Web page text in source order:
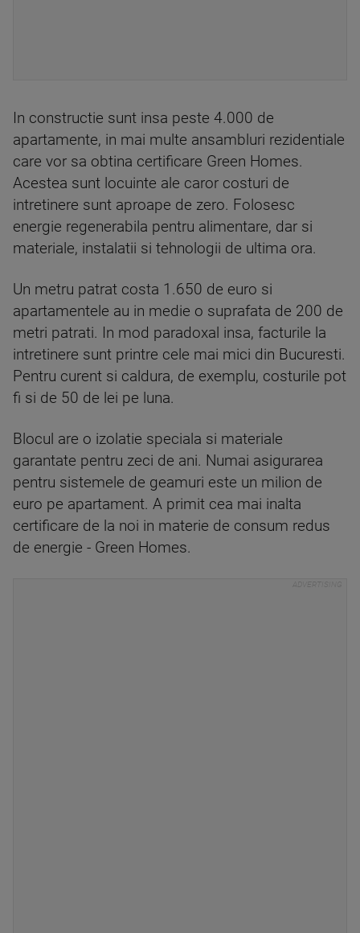
In constructie sunt insa peste 4.000 de
apartamente, in mai multe ansambluri rezidentiale
care vor sa obtina certificare Green Homes.
Acestea sunt locuinte ale caror costuri de
intretinere sunt aproape de zero. Folosesc
energie regenerabila pentru alimentare, dar si
materiale, instalatii si tehnologii de ultima ora.
Un metru patrat costa 1.650 de euro si
apartamentele au in medie o suprafata de 200 de
metri patrati. In mod paradoxal insa, facturile la
intretinere sunt printre cele mai mici din Bucuresti.
Pentru curent si caldura, de exemplu, costurile pot
fi si de 50 de lei pe luna.
Blocul are o izolatie speciala si materiale
garantate pentru zeci de ani. Numai asigurarea
pentru sistemele de geamuri este un milion de
euro pe apartament. A primit cea mai inalta
certificare de la noi in materie de consum redus
de energie - Green Homes.